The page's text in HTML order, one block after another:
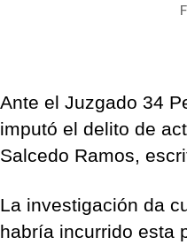
Ante el Juzgado 34
imputó el delito de
Salcedo Ramos,
La investigación da
habría incurrido esta